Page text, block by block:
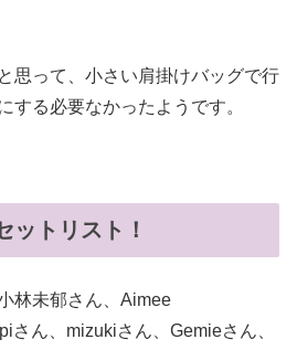
思って、小さい肩掛けバッグで行
する必要なかったようです。
ットリスト！
林未郁さん、Aimee
さん、mizukiさん、Gemieさん、